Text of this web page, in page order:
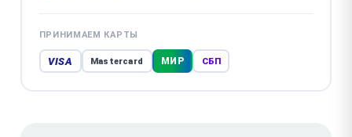
ПРИНИМАЕМ КАРТЫ
VISA Mastercard МИР СБП